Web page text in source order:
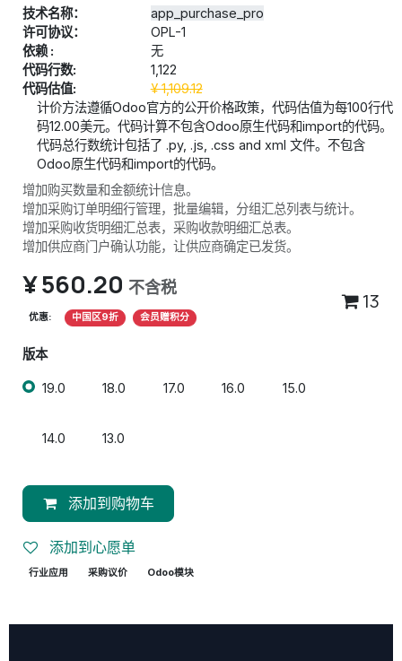
技术名称：
app_purchase_pro
许可协议：
OPL-1
依赖 :
无
代码行数:
1,122
代码估值:
¥1,109.12
计价方法遵循Odoo官方的公开价格政策，代码估值为每100行代
码12.00美元。代码计算不包含Odoo原生代码和import的代码。
代码总行数统计包括了 .py, .js, .css and xml 文件。不包含
Odoo原生代码和import的代码。
增加购买数量和金额统计信息。
增加采购订单明细行管理，批量编辑，分组汇总列表与统计。
增加采购收货明细汇总表，采购收款明细汇总表。
增加供应商门户确认功能，让供应商确定已发货。
¥560.20 不含税
优惠: 中国区9折 会员赠积分
13
版本
19.0 18.0 17.0 16.0 15.0
14.0 13.0
添加到购物车
添加到心愿单
行业应用 采购议价 Odoo模块